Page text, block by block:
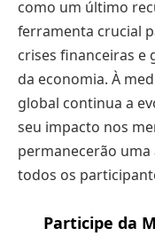
como um último
ferramenta crucial
crises financeiras
da economia. À
global continua a
seu impacto nos
permanecerão uma
todos os
Participe da